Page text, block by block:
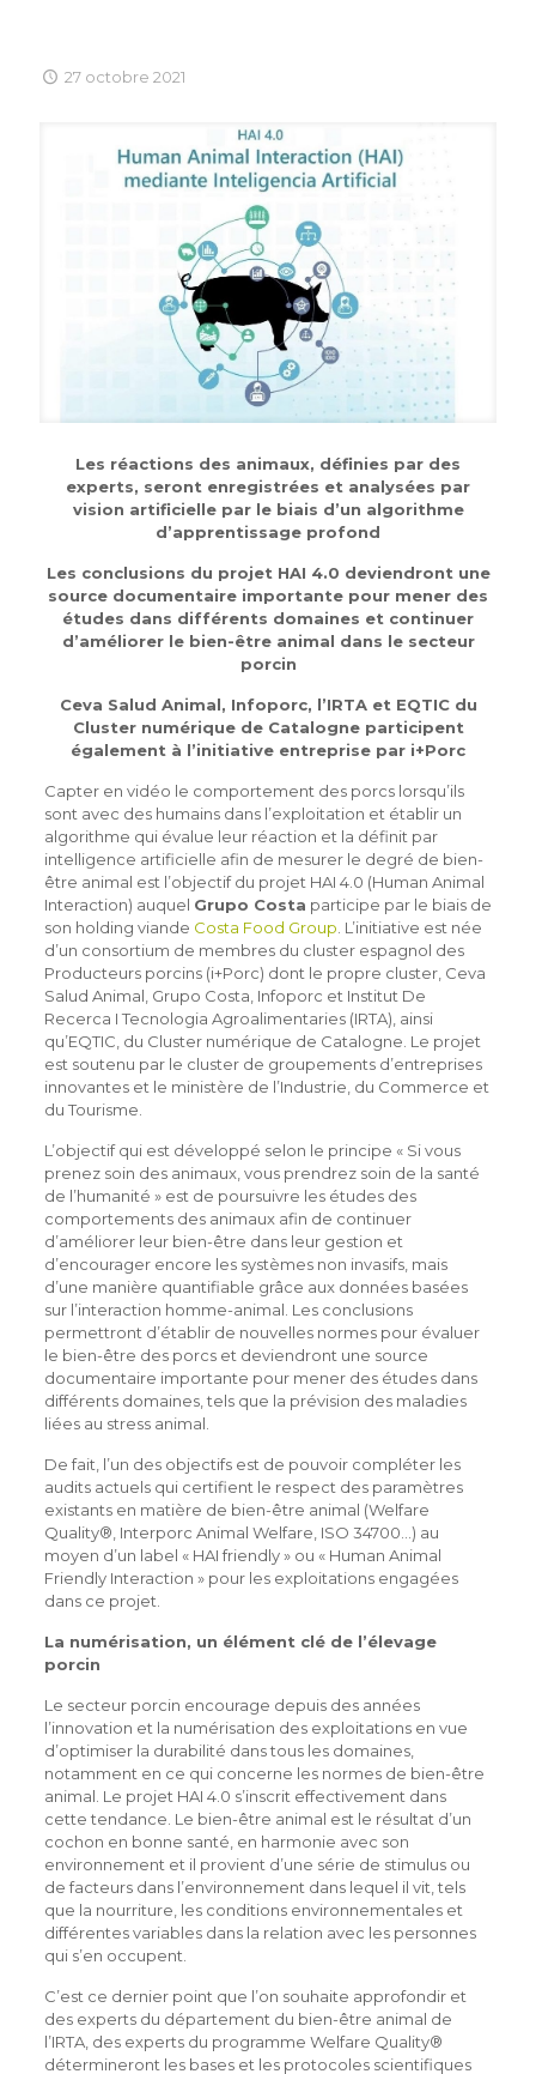
27 octobre 2021
Les réactions des animaux, définies par des
experts, seront enregistrées et analysées par
vision artificielle par le biais d’un algorithme
d’apprentissage profond
Les conclusions du projet HAI 4.0 deviendront une
source documentaire importante pour mener des
études dans différents domaines et continuer
d’améliorer le bien-être animal dans le secteur
porcin
Ceva Salud Animal, Infoporc, l’IRTA et EQTIC du
Cluster numérique de Catalogne participent
également à l’initiative entreprise par i+Porc
Capter en vidéo le comportement des porcs lorsqu’ils
sont avec des humains dans l’exploitation et établir un
algorithme qui évalue leur réaction et la définit par
intelligence artificielle afin de mesurer le degré de bien-
être animal est l’objectif du projet HAI 4.0 (Human Animal
Interaction) auquel Grupo Costa participe par le biais de
son holding viande Costa Food Group . L’initiative est née
d’un consortium de membres du cluster espagnol des
Producteurs porcins (i+Porc) dont le propre cluster, Ceva
Salud Animal, Grupo Costa, Infoporc et Institut De
Recerca I Tecnologia Agroalimentaries (IRTA), ainsi
qu’EQTIC, du Cluster numérique de Catalogne. Le projet
est soutenu par le cluster de groupements d’entreprises
innovantes et le ministère de l’Industrie, du Commerce et
du Tourisme.
L’objectif qui est développé selon le principe « Si vous
prenez soin des animaux, vous prendrez soin de la santé
de l’humanité » est de poursuivre les études des
comportements des animaux afin de continuer
d’améliorer leur bien-être dans leur gestion et
d’encourager encore les systèmes non invasifs, mais
d’une manière quantifiable grâce aux données basées
sur l’interaction homme-animal. Les conclusions
permettront d’établir de nouvelles normes pour évaluer
le bien-être des porcs et deviendront une source
documentaire importante pour mener des études dans
différents domaines, tels que la prévision des maladies
liées au stress animal.
De fait, l’un des objectifs est de pouvoir compléter les
audits actuels qui certifient le respect des paramètres
existants en matière de bien-être animal (Welfare
Quality®, Interporc Animal Welfare, ISO 34700…) au
moyen d’un label « HAI friendly » ou « Human Animal
Friendly Interaction » pour les exploitations engagées
dans ce projet.
La numérisation, un élément clé de l’élevage
porcin
Le secteur porcin encourage depuis des années
l’innovation et la numérisation des exploitations en vue
d’optimiser la durabilité dans tous les domaines,
notamment en ce qui concerne les normes de bien-être
animal. Le projet HAI 4.0 s’inscrit effectivement dans
cette tendance. Le bien-être animal est le résultat d’un
cochon en bonne santé, en harmonie avec son
environnement et il provient d’une série de stimulus ou
de facteurs dans l’environnement dans lequel il vit, tels
que la nourriture, les conditions environnementales et
différentes variables dans la relation avec les personnes
qui s’en occupent.
C’est ce dernier point que l’on souhaite approfondir et
des experts du département du bien-être animal de
l’IRTA, des experts du programme Welfare Quality®
détermineront les bases et les protocoles scientifiques